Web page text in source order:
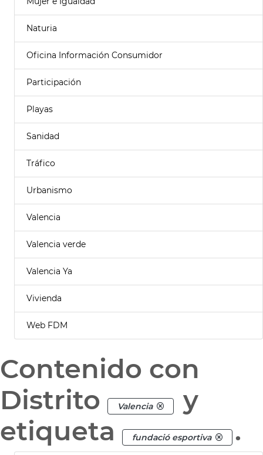
Naturia
Oficina Información Consumidor
Participación
Playas
Sanidad
Tráfico
Urbanismo
Valencia
Valencia verde
Valencia Ya
Vivienda
Web FDM
Contenido con
Distrito
Valencia
y
etiqueta
fundació esportiva .